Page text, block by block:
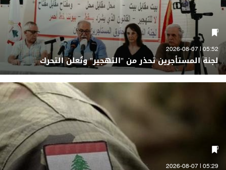
05:52 | 2026-08-07
لجنة المستأجرين تحذر من "التهجير" وتُعلن التحرك
05:29 | 2026-08-07